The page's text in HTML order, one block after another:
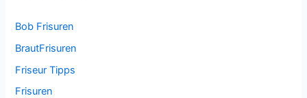
Bob Frisuren
BrautFrisuren
Friseur Tipps
Frisuren